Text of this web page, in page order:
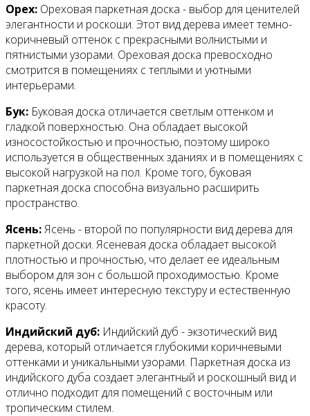
Орех: Ореховая паркетная доска - выбор для ценителей
элегантности и роскоши. Этот вид дерева имеет темно-
коричневый оттенок с прекрасными волнистыми и
пятнистыми узорами. Ореховая доска превосходно
смотрится в помещениях с теплыми и уютными
интерьерами.
Бук: Буковая доска отличается светлым оттенком и
гладкой поверхностью. Она обладает высокой
износостойкостью и прочностью, поэтому широко
используется в общественных зданиях и в помещениях с
высокой нагрузкой на пол. Кроме того, буковая
паркетная доска способна визуально расширить
пространство.
Ясень:Ясень - второй по популярности вид дерева для
паркетной доски. Ясеневая доска обладает высокой
плотностью и прочностью, что делает ее идеальным
выбором для зон с большой проходимостью. Кроме
того, ясень имеет интересную текстуру и естественную
красоту.
Индийский дуб: Индийский дуб - экзотический вид
дерева, который отличается глубокими коричневыми
оттенками и уникальными узорами. Паркетная доска из
индийского дуба создает элегантный и роскошный вид и
отлично подходит для помещений с восточным или
тропическим стилем.